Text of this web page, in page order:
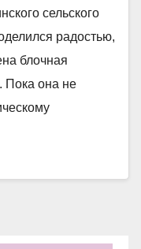
сельского
радостью,
блочная
Пока она не